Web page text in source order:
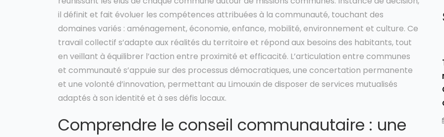
il définit et fait évoluer les compétences attribuées à la communauté, touchant des
domaines variés : aménagement, économie, enfance, mobilité, environnement et culture. Ce
travail collectif s’adapte aux réalités du territoire et répond aux besoins des habitants, tout
en veillant à équilibrer l’action entre proximité et efficacité. L’articulation entre communes
et communauté s’appuie sur des processus démocratiques, une concertation permanente
et une volonté d’innovation, permettant au Limouxin de disposer de services mutualisés
adaptés à son identité et à ses défis locaux.
Comprendre le conseil communautaire : une